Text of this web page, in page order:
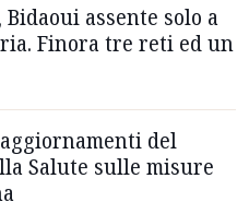
Bidaoui assente solo a
Finora tre reti ed un
del
Salute sulle misure